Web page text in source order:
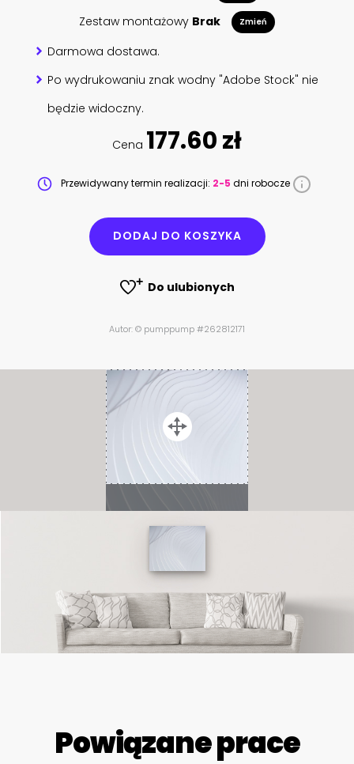
Zestaw montażowy Brak Zmień
Darmowa dostawa.
Po wydrukowaniu znak wodny "Adobe Stock" nie
będzie widoczny.
Cena 177.60 zł
Przewidywany termin realizacji: 2-5 dni robocze
DODAJ DO KOSZYKA
Do ulubionych
Autor: © pumppump #262812171
Powiązane prace